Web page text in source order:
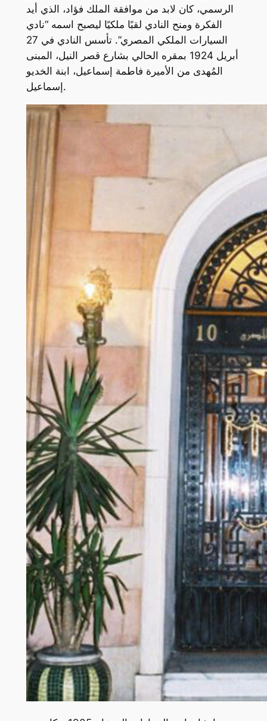
الرسمي، كان لابد من موافقة الملك فؤاد، الذي أيد
الفكرة ومنح النادي لقبًا ملكيًا ليصبح اسمه “نادي
السيارات الملكي المصري”. تأسس النادي في 27
أبريل 1924 بمقره الحالي بشارع قصر النيل، المبنى
المُهدى من الأميرة فاطمة إسماعيل، ابنة الخديو
إسماعيل.